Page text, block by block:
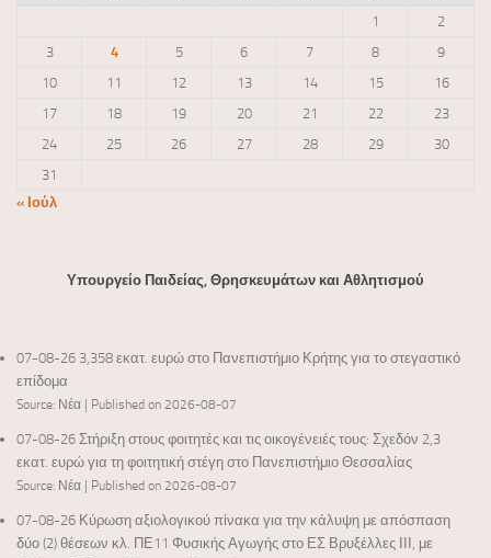
1
2
3
4 5 6 7 8
9
10
11 12 13 14 15
16
17
18 19 20 21 22
23
24
25 26 27 28 29
30
31
« Ιούλ
Υπουργείο Παιδείας, Θρησκευμάτων και Αθλητισμού
07-08-26 3,358 εκατ. ευρώ στο Πανεπιστήμιο Κρήτης για το στεγαστικό
επίδομα
Source: Νέα Published on 2026-08-07
07-08-26 Στήριξη στους φοιτητές και τις οικογένειές τους: Σχεδόν 2,3
εκατ. ευρώ για τη φοιτητική στέγη στο Πανεπιστήμιο Θεσσαλίας
Source: Νέα Published on 2026-08-07
07-08-26 Κύρωση αξιολογικού πίνακα για την κάλυψη με απόσπαση
δύο (2) θέσεων κλ. ΠΕ11 Φυσικής Αγωγής στο ΕΣ Βρυξέλλες ΙΙΙ, με